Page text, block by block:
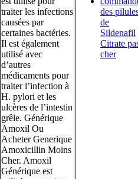
traiter les infections
causées par
certaines bactéries.
Il est également
utilisé avec
d’autres
médicaments pour
traiter l’infection à
H. pylori et les
ulcères de l’intestin
grêle. Générique
Amoxil Ou
Acheter Generique
Amoxicillin Moins
Cher. Amoxil
Générique est
des
de
Sildenafil
Citrate
cher